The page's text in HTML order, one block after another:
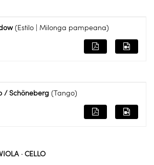
(Estilo | Milonga pampeana)
/ Schöneberg (Tango)
· CELLO